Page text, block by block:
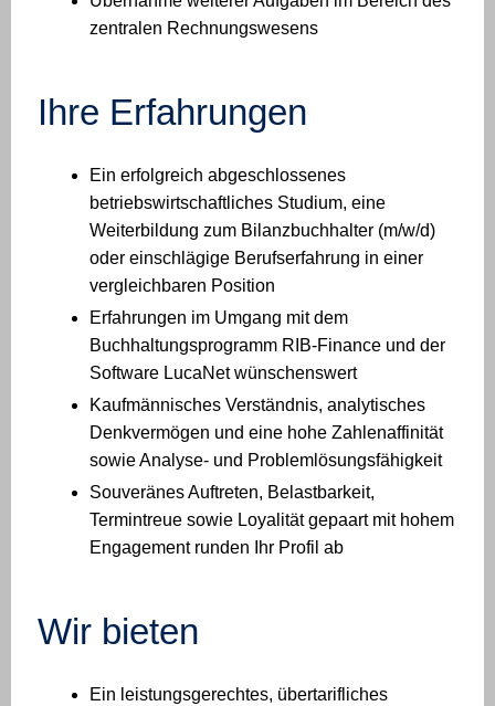
zentralen Rechnungswesens
Ihre Erfahrungen
Ein erfolgreich abgeschlossenes
betriebswirtschaftliches Studium, eine
Weiterbildung zum Bilanzbuchhalter (m/w/d)
oder einschlägige Berufserfahrung in einer
vergleichbaren Position
Erfahrungen im Umgang mit dem
Buchhaltungsprogramm RIB-Finance und der
Software LucaNet wünschenswert
Kaufmännisches Verständnis, analytisches
Denkvermögen und eine hohe Zahlenaffinität
sowie Analyse- und Problemlösungsfähigkeit
Souveränes Auftreten, Belastbarkeit,
Termintreue sowie Loyalität gepaart mit hohem
Engagement runden Ihr Profil ab
Wir bieten
Ein leistungsgerechtes, übertarifliches